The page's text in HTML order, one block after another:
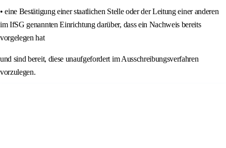
• eine Bestätigung einer staatlichen Stelle oder der Leitung einer anderen
im IfSG genannten Einrichtung darüber, dass ein Nachweis bereits
vorgelegen hat
und sind bereit, diese unaufgefordert im Ausschreibungsverfahren
vorzulegen.